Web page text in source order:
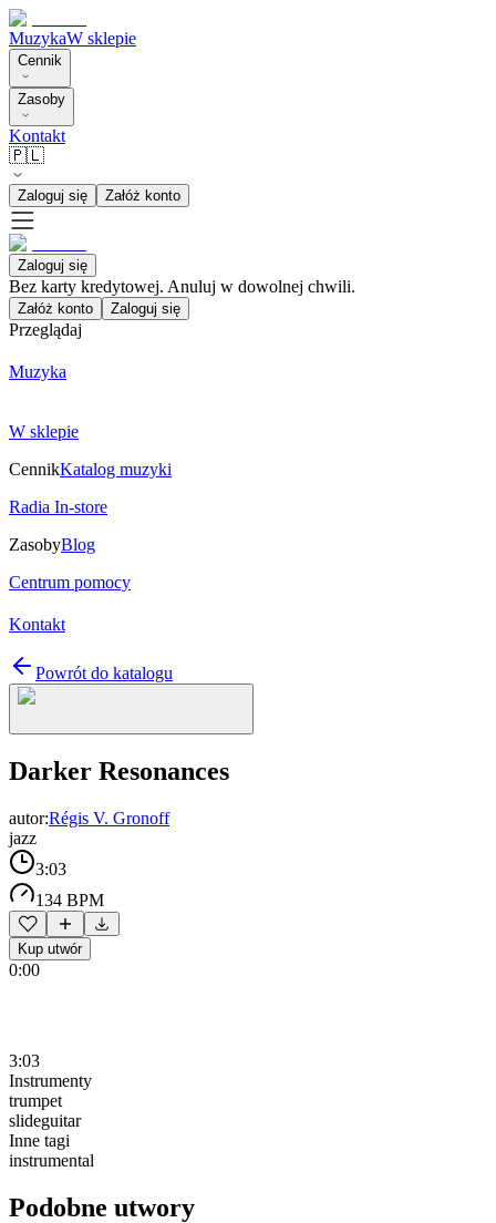
MuzykaW sklepie
Cennik
Zasoby
Kontakt
🇵🇱
Zaloguj się Załóż konto
Zaloguj się
Bez karty kredytowej. Anuluj w dowolnej chwili.
Załóż konto Zaloguj się
Przeglądaj
Muzyka
W sklepie
CennikKatalog muzyki
Radia In-store
ZasobyBlog
Centrum pomocy
Kontakt
Powrót do katalogu
Darker Resonances
autor:Régis V. Gronoff
jazz
3:03
134 BPM
Kup utwór
0:00
3:03
Instrumenty
trumpet
slideguitar
Inne tagi
instrumental
Podobne utwory